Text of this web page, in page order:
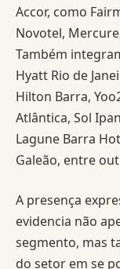
Accor, como
Novotel,
Também
Hyatt Rio de
Hilton Barra,
Atlântica, Sol
Lagune Barra
Galeão, entre
A presença
evidencia não
segmento, mas
do setor em se